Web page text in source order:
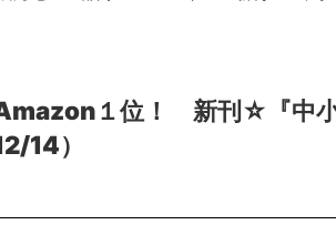
１位！ 新刊☆『中
14）